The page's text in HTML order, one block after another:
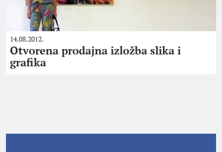
14.08.2012.
Otvorena prodajna izložba slika i
grafika